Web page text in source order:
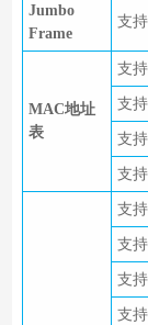
Jumbo
Frame
支
MAC地址
表
支
支
支
支
支
支
支
支